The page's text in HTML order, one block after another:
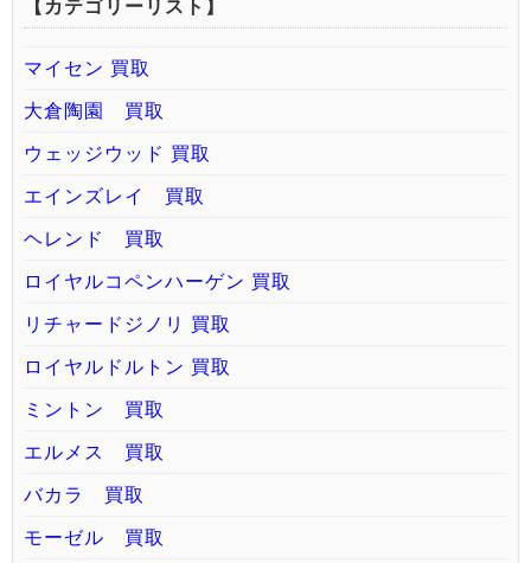
【カテゴリーリスト】
マイセン 買取
大倉陶園 買取
ウェッジウッド 買取
エインズレイ 買取
ヘレンド 買取
ロイヤルコペンハーゲン 買取
リチャードジノリ 買取
ロイヤルドルトン 買取
ミントン 買取
エルメス 買取
バカラ 買取
モーゼル 買取